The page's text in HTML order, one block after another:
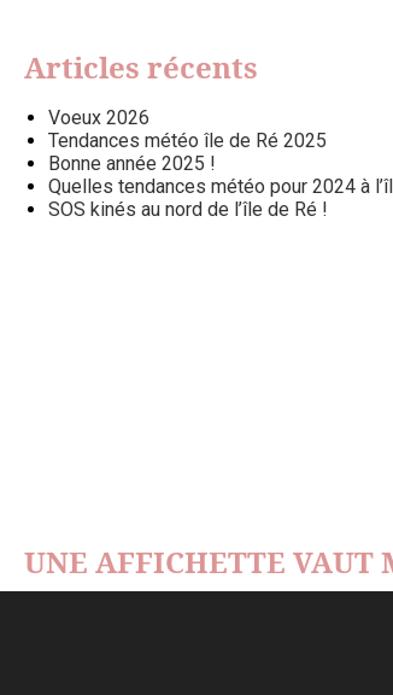
Articles récents
Voeux 2026
Tendances météo île de Ré 2025
Bonne année 2025 !
Quelles tendances météo pour 2024 à
SOS kinés au nord de l’île de Ré !
UNE AFFICHETTE VAUT